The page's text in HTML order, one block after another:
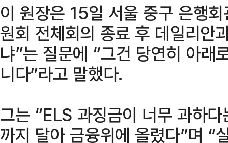
이 원장은 15일 서울 중구 은행
원회 전체회의 종료 후 데일리안
냐”는 질문에 “그건 당연히 아래
니다”라고 말했다.
그는 “ELS 과징금이 너무 과하
까지 달아 금융위에 올렸다”며 “